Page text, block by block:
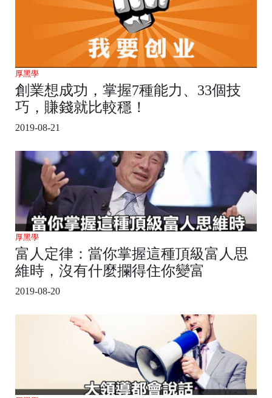
厚黑學
創業想成功，掌握7種能力、33個技
巧，賺錢就比較穩！
2019-08-21
厚黑學
富人定律：當你掌握這種頂級富人思
維時，沒有什麼攔得住你變富
2019-08-20